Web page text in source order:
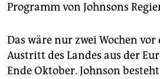
Programm von Johnsons
Das wäre nur zwei Wochen
Austritt des Landes aus der
Ende Oktober. Johnson